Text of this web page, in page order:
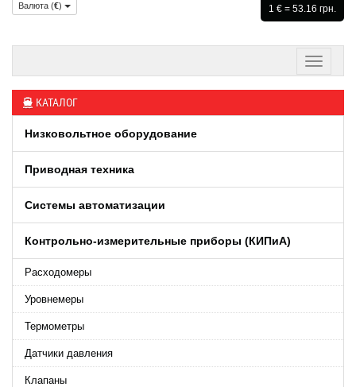
Валюта (€) 1 € = 53.16 грн.
КАТАЛОГ
Низковольтное оборудование
Приводная техника
Системы автоматизации
Контрольно-измерительные приборы (КИПиA)
Расходомеры
Уровнемеры
Термометры
Датчики давления
Клапаны